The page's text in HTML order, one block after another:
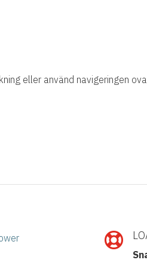
eller använd navigeringen
